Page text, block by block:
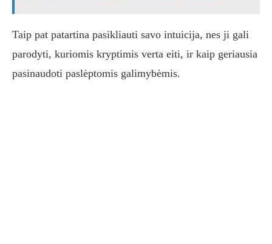
Taip pat patartina pasikliauti savo intuicija, nes ji gali
parodyti, kuriomis kryptimis verta eiti, ir kaip geriausia
pasinaudoti paslėptomis galimybėmis.